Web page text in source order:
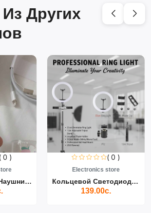
Других
0 )
Беспроводные Наушники Air...
( 0 )
Electronics store
Кольцевой Светодиодный Св...
139.00с.